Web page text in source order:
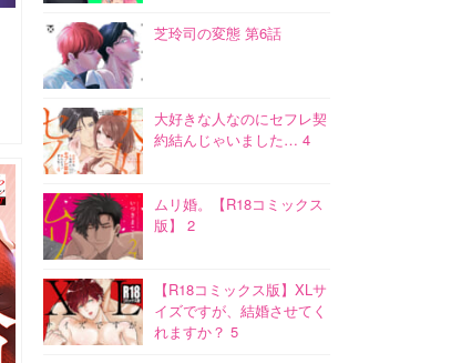
芝玲司の変態 第6話
大好きな人なのにセフレ契
約結んじゃいました… 4
ムリ婚。【R18コミックス
版】 2
【R18コミックス版】XLサ
イズですが、結婚させてく
れますか？ 5